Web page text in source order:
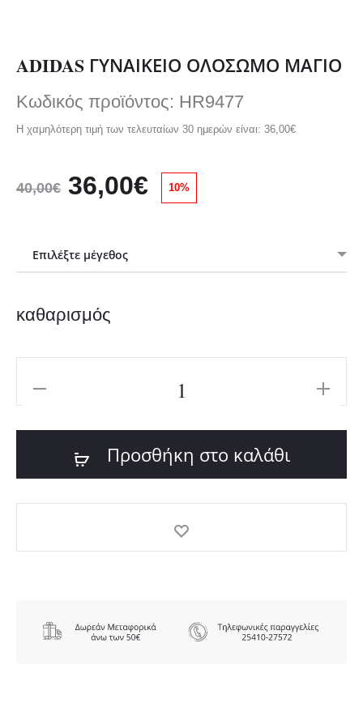
ADIDAS ΓΥΝΑΙΚΕΙΟ ΟΛΟΣΩΜΟ ΜΑΓΙΟ
Κωδικός προϊόντος: HR9477
Η χαμηλότερη τιμή των τελευταίων 30 ημερών είναι: 36,00€
40,00€ Original
36,00€Η
36,00€.
10%
καθαρισμός
ΟΛΟΣΩΜΟΠροσθήκη στο καλάθι